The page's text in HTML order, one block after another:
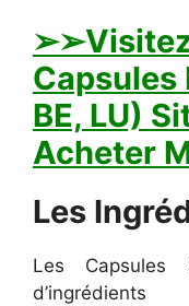
➢
Capsules
BE, LU)
Acheter
Les
Les Capsules